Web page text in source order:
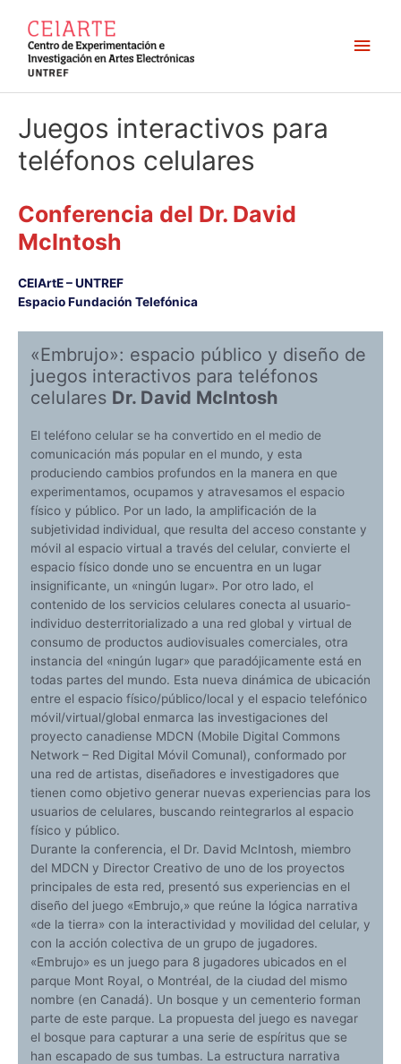
contenido
Juegos interactivos para
teléfonos celulares
Conferencia del Dr. David
McIntosh
CEIArtE – UNTREF
Espacio Fundación Telefónica
«Embrujo»: espacio público y diseño de
juegos interactivos para teléfonos
celulares Dr. David McIntosh
El teléfono celular se ha convertido en el medio de
comunicación más popular en el mundo, y esta
produciendo cambios profundos en la manera en que
experimentamos, ocupamos y atravesamos el espacio
físico y público. Por un lado, la amplificación de la
subjetividad individual, que resulta del acceso constante y
móvil al espacio virtual a través del celular, convierte el
espacio físico donde uno se encuentra en un lugar
insignificante, un «ningún lugar». Por otro lado, el
contenido de los servicios celulares conecta al usuario-
individuo desterritorializado a una red global y virtual de
consumo de productos audiovisuales comerciales, otra
instancia del «ningún lugar» que paradójicamente está en
todas partes del mundo. Esta nueva dinámica de ubicación
entre el espacio físico/público/local y el espacio telefónico
móvil/virtual/global enmarca las investigaciones del
proyecto canadiense MDCN (Mobile Digital Commons
Network – Red Digital Móvil Comunal), conformado por
una red de artistas, diseñadores e investigadores que
tienen como objetivo generar nuevas experiencias para los
usuarios de celulares, buscando reintegrarlos al espacio
físico y público.
Durante la conferencia, el Dr. David McIntosh, miembro
del MDCN y Director Creativo de uno de los proyectos
principales de esta red, presentó sus experiencias en el
diseño del juego «Embrujo,» que reúne la lógica narrativa
«de la tierra» con la interactividad y movilidad del celular, y
con la acción colectiva de un grupo de jugadores.
«Embrujo» es un juego para 8 jugadores ubicados en el
parque Mont Royal, o Montréal, de la ciudad del mismo
nombre (en Canadá). Un bosque y un cementerio forman
parte de este parque. La propuesta del juego es navegar
el bosque para capturar a una serie de espíritus que se
han escapado de sus tumbas. La estructura narrativa